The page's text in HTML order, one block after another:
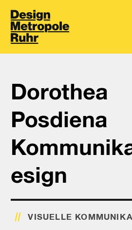
Dorothea
Posdiena
esign
VISUELLE